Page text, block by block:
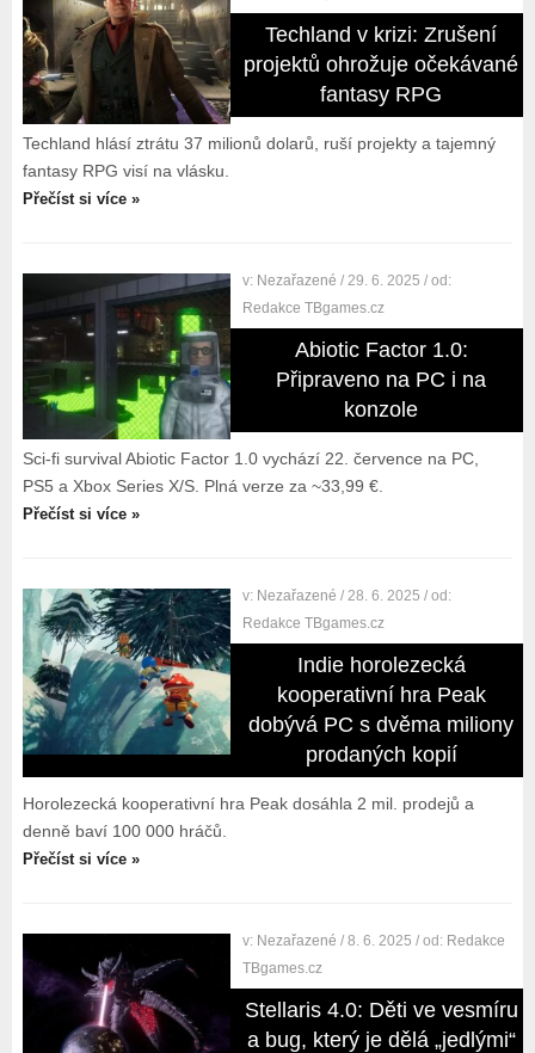
Techland v krizi: Zrušení
projektů ohrožuje očekávané
fantasy RPG
Techland hlásí ztrátu 37 milionů dolarů, ruší projekty a tajemný
fantasy RPG visí na vlásku.
Přečíst si více »
v: Nezařazené / 29. 6. 2025 / od:
Redakce TBgames.cz
Abiotic Factor 1.0:
Připraveno na PC i na
konzole
Sci-fi survival Abiotic Factor 1.0 vychází 22. července na PC,
PS5 a Xbox Series X/S. Plná verze za ~33,99 €.
Přečíst si více »
v: Nezařazené / 28. 6. 2025 / od:
Redakce TBgames.cz
Indie horolezecká
kooperativní hra Peak
dobývá PC s dvěma miliony
prodaných kopií
Horolezecká kooperativní hra Peak dosáhla 2 mil. prodejů a
denně baví 100 000 hráčů.
Přečíst si více »
v: Nezařazené / 8. 6. 2025 / od: Redakce
TBgames.cz
Stellaris 4.0: Děti ve vesmíru
a bug, který je dělá „jedlými“